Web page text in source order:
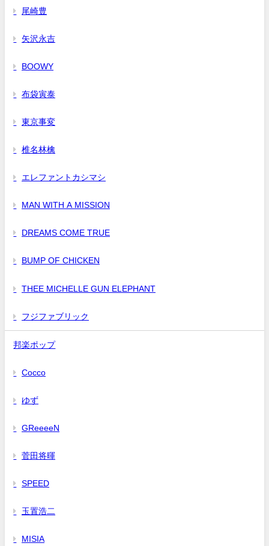
尾崎豊
矢沢永吉
BOOWY
布袋寅泰
東京事変
椎名林檎
エレファントカシマシ
MAN WITH A MISSION
DREAMS COME TRUE
BUMP OF CHICKEN
THEE MICHELLE GUN ELEPHANT
フジファブリック
邦楽ポップ
Cocco
ゆず
GReeeeN
菅田将暉
SPEED
玉置浩二
MISIA